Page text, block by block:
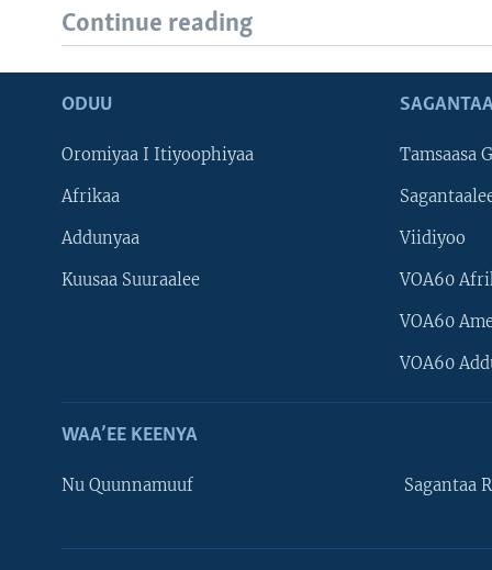
Continue reading
ODUU
Oromiyaa I Itiyoophiyaa
Afrikaa
Addunyaa
Kuusaa Suuraalee
Tamsaasa
Viidiyoo
VOA60
VOA60
VOA60
WAA’EE KEENYA
Nu Quunnamuuf Sagantaa